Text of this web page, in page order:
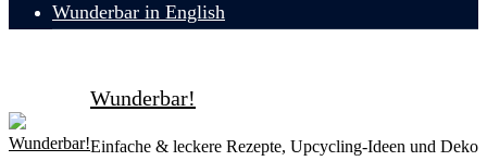
Wunderbar in English
Wunderbar!
Einfache & leckere Rezepte, Upcycling-Ideen und Deko